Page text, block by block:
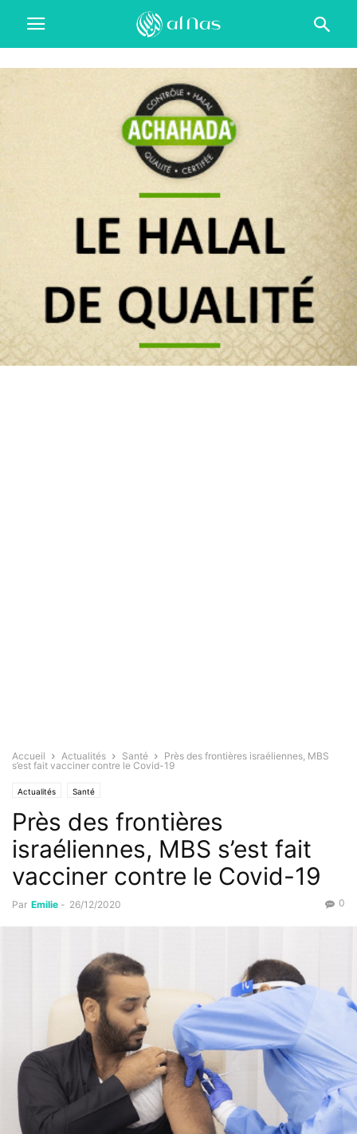
Accueil Actualités Santé
Près des frontières israéliennes, MBS
s’est fait vacciner contre le Covid-19
Actualités Santé
Près des frontières
israéliennes, MBS s’est fait
vacciner contre le Covid-19
Par Emilie - 26/12/2020 0